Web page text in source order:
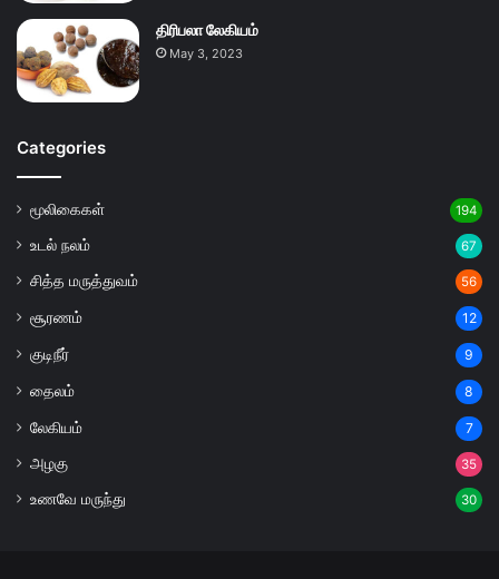
திரிபலா லேகியம்
May 3, 2023
Categories
மூலிகைகள் 194
உடல் நலம் 67
சித்த மருத்துவம் 56
சூரணம் 12
குடிநீர் 9
தைலம் 8
லேகியம் 7
அழகு 35
உணவே மருந்து 30